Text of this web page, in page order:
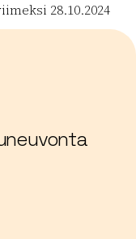
28.10.2024